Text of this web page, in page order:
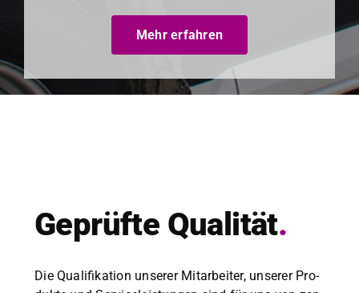
Mehr erfahren
Geprüfte Qual­ität.
Die Qual­i­fika­tion unser­er Mitar­beit­er, unser­er Pro­